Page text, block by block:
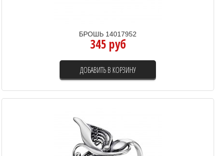
БРОШЬ 14017952
345 руб
ДОБАВИТЬ В КОРЗИНУ